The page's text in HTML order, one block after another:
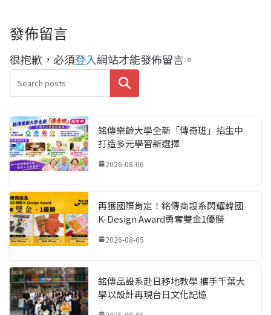
發佈留言
很抱歉，必須登入網站才能發佈留言。
搜尋
銘傳樂齡大學全新「傳奇班」招生中
打造多元學習新選擇
2026-08-06
再獲國際肯定！銘傳商設系閃耀韓國
K-Design Award勇奪雙金1優勝
2026-08-05
銘傳品設系赴日移地教學 攜手千葉大
學以設計再現台日文化記憶